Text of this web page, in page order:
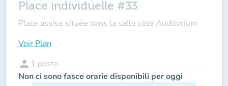
Place individuelle #33
Place assise située dans la salle côté Auditorium
Voir Plan
person 1 posto
Non ci sono fasce orarie disponibili per oggi